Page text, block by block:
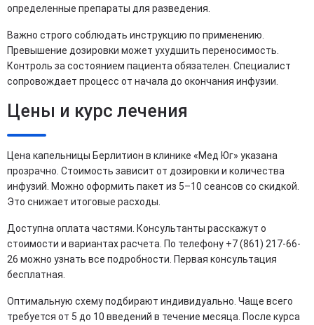
определенные препараты для разведения.
Важно строго соблюдать инструкцию по применению.
Превышение дозировки может ухудшить переносимость.
Контроль за состоянием пациента обязателен. Специалист
сопровождает процесс от начала до окончания инфузии.
Цены и курс лечения
Цена капельницы Берлитион в клинике «Мед Юг» указана
прозрачно. Стоимость зависит от дозировки и количества
инфузий. Можно оформить пакет из 5–10 сеансов со скидкой.
Это снижает итоговые расходы.
Доступна оплата частями. Консультанты расскажут о
стоимости и вариантах расчета. По телефону +7 (861) 217-66-
26 можно узнать все подробности. Первая консультация
бесплатная.
Оптимальную схему подбирают индивидуально. Чаще всего
требуется от 5 до 10 введений в течение месяца. После курса